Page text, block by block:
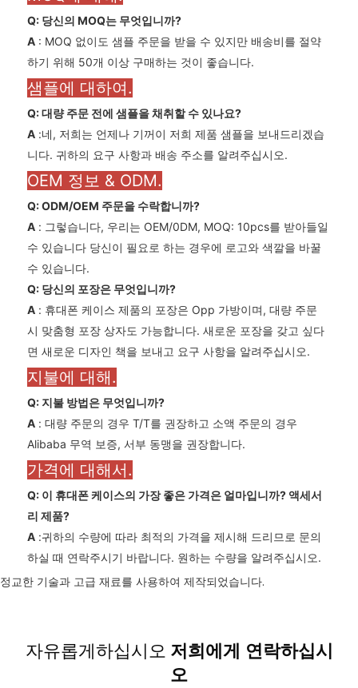
Q: 당신의 MOQ는 무엇입니까?
A : MOQ 없이도 샘플 주문을 받을 수 있지만 배송비를 절약
하기 위해 50개 이상 구매하는 것이 좋습니다.
샘플에 대하여.
Q: 대량 주문 전에 샘플을 채취할 수 있나요?
A :네, 저희는 언제나 기꺼이 저희 제품 샘플을 보내드리겠습
니다. 귀하의 요구 사항과 배송 주소를 알려주십시오.
OEM 정보 & ODM.
Q: ODM/OEM 주문을 수락합니까?
A : 그렇습니다, 우리는 OEM/0DM, MOQ: 10pcs를 받아들일
수 있습니다 당신이 필요로 하는 경우에 로고와 색깔을 바꿀
수 있습니다.
Q: 당신의 포장은 무엇입니까?
A : 휴대폰 케이스 제품의 포장은 Opp 가방이며, 대량 주문
시 맞춤형 포장 상자도 가능합니다. 새로운 포장을 갖고 싶다
면 새로운 디자인 책을 보내고 요구 사항을 알려주십시오.
지불에 대해.
Q: 지불 방법은 무엇입니까?
A : 대량 주문의 경우 T/T를 권장하고 소액 주문의 경우
Alibaba 무역 보증, 서부 동맹을 권장합니다.
가격에 대해서.
Q: 이 휴대폰 케이스의 가장 좋은 가격은 얼마입니까? 액세서
리 제품?
A :귀하의 수량에 따라 최적의 가격을 제시해 드리므로 문의
하실 때 연락주시기 바랍니다. 원하는 수량을 알려주십시오.
정교한 기술과 고급 재료를 사용하여 제작되었습니다.
자유롭게하십시오 저희에게 연락하십시
오